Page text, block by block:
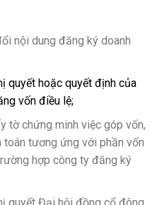
nội dung đăng ký doanh
quyết hoặc quyết định của
vốn điều lệ;
tờ chứng minh việc góp vốn,
tương ứng với phần vốn
hợp công ty đăng ký